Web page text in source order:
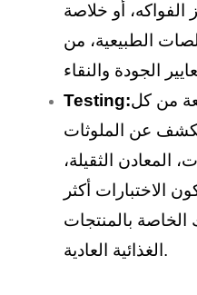
أو خلاصة
الطبيعية، من
Testing:من كل
عن الملوثات
المعادن الثقيلة،
الاختبارات أكثر
بالمنتجات
الغذائية العادية.